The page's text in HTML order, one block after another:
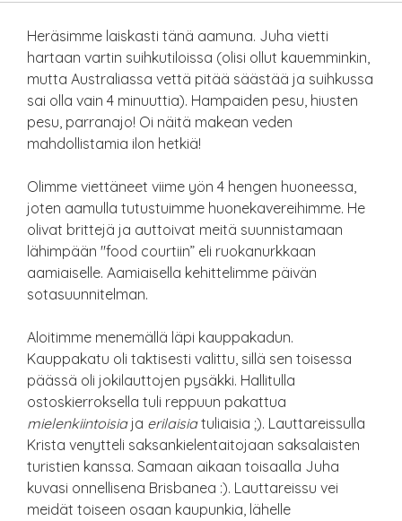
Heräsimme laiskasti tänä aamuna. Juha vietti
hartaan vartin suihkutiloissa (olisi ollut kauemminkin,
mutta Australiassa vettä pitää säästää ja suihkussa
sai olla vain 4 minuuttia). Hampaiden pesu, hiusten
pesu, parranajo! Oi näitä makean veden
mahdollistamia ilon hetkiä!
Olimme viettäneet viime yön 4 hengen huoneessa,
joten aamulla tutustuimme huonekavereihimme. He
olivat brittejä ja auttoivat meitä suunnistamaan
lähimpään "food courtiin” eli ruokanurkkaan
aamiaiselle. Aamiaisella kehittelimme päivän
sotasuunnitelman.
Aloitimme menemällä läpi kauppakadun.
Kauppakatu oli taktisesti valittu, sillä sen toisessa
päässä oli jokilauttojen pysäkki. Hallitulla
ostoskierroksella tuli reppuun pakattua
mielenkiintoisiaja erilaisiatuliaisia ;). Lauttareissulla
Krista venytteli saksankielentaitojaan saksalaisten
turistien kanssa. Samaan aikaan toisaalla Juha
kuvasi onnellisena Brisbanea :). Lauttareissu vei
meidät toiseen osaan kaupunkia, lähelle